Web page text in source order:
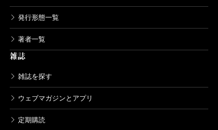
発行形態一覧
著者一覧
雑誌
雑誌を探す
ウェブマガジンとアプリ
定期購読